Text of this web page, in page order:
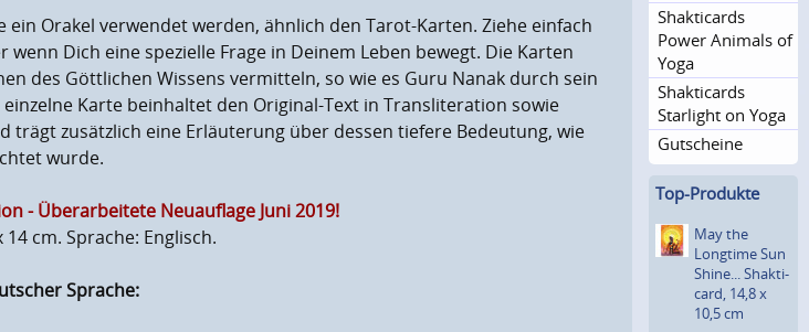
ein Orakel verwendet werden, ähnlich den Tarot-Karten. Ziehe einfach
wenn Dich eine spezielle Frage in Deinem Leben bewegt. Die Karten
des Göttlichen Wissens vermitteln, so wie es Guru Nanak durch sein
einzelne Karte beinhaltet den Original-Text in Transliteration sowie
trägt zusätzlich eine Erläuterung über dessen tiefere Bedeutung, wie
wurde.
- Überarbeitete Neuauflage Juni 2019!
cm. Sprache: Englisch.
Sprache:
Shakticards
Power Animals of
Yoga
Shakticards
Starlight on Yoga
Gutscheine
Top-Produkte
May the
Longtime Sun
Shine... Shakti­
card, 14,8 x
10,5 cm